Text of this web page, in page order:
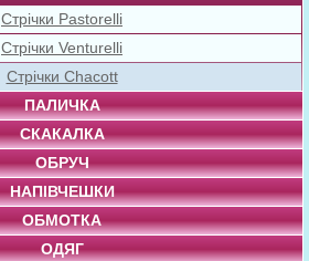
Стрічки Pastorelli
Стрічки Venturelli
Стрічки Chacott
ПАЛИЧКА
СКАКАЛКА
ОБРУЧ
НАПІВЧЕШКИ
ОБМОТКА
ОДЯГ